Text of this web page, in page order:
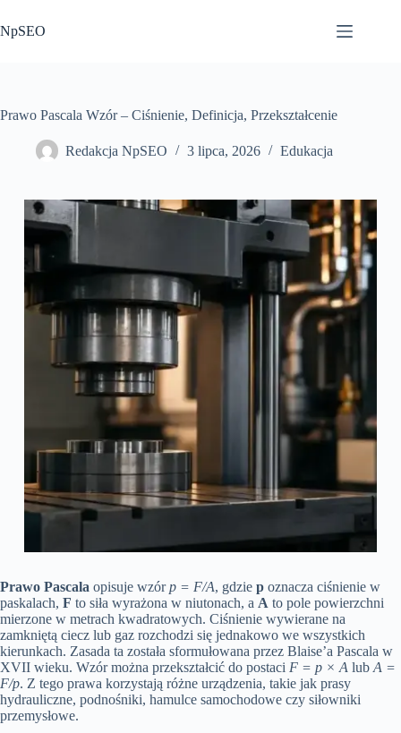
do
treści
NpSEO
Prawo Pascala Wzór – Ciśnienie, Definicja, Przekształcenie
Redakcja NpSEO 3 lipca, 2026 Edukacja
Prawo Pascala opisuje wzórp = F/A, gdzie p oznacza ciśnienie w
paskalach, F to siła wyrażona w niutonach, a A to pole powierzchni
mierzone w metrach kwadratowych. Ciśnienie wywierane na
zamkniętą ciecz lub gaz rozchodzi się jednakowo we wszystkich
kierunkach. Zasada ta została sformułowana przez Blaise’a Pascala w
XVII wieku. Wzór można przekształcić do postaci F = p × A lub A =
F/p. Z tego prawa korzystają różne urządzenia, takie jak prasy
hydrauliczne, podnośniki, hamulce samochodowe czy siłowniki
przemysłowe.